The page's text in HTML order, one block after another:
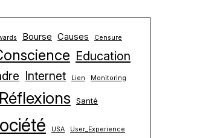
Bourse Causes Censure
Education
Internet Lien Monitoring
Réflexions Santé
USA User_Experience